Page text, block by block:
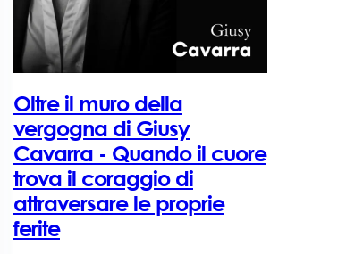
Oltre il muro della
vergogna di Giusy
Cavarra - Quando il cuore
trova il coraggio di
attraversare le proprie
ferite